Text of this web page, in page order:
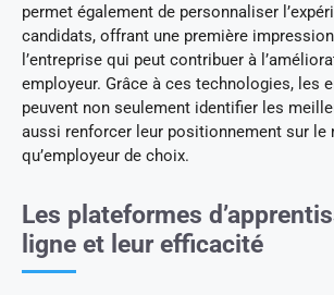
permet également de personnaliser
candidats, offrant une première
l’entreprise qui peut contribuer à
employeur. Grâce à ces technologies, les
peuvent non seulement identifier les
aussi renforcer leur positionnement sur le
qu’employeur de choix.
Les plateformes
ligne et leur efficacité